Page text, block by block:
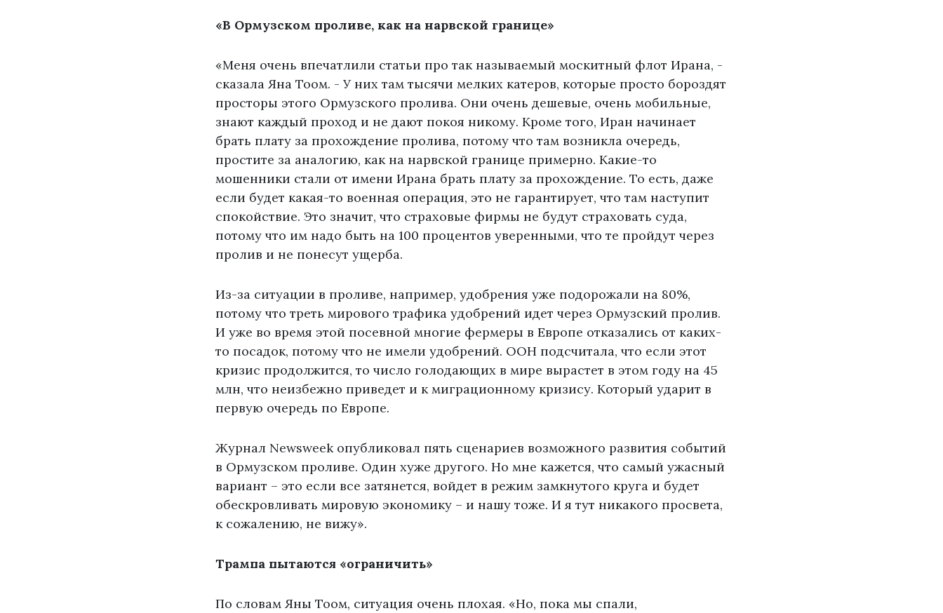
«В Ормузском проливе, как на нарвской границе»
«Меня очень впечатлили статьи про так называемый москитный флот Ирана, -
сказала Яна Тоом. - У них там тысячи мелких катеров, которые просто бороздят
просторы этого Ормузского пролива. Они очень дешевые, очень мобильные,
знают каждый проход и не дают покоя никому. Кроме того, Иран начинает
брать плату за прохождение пролива, потому что там возникла очередь,
простите за аналогию, как на нарвской границе примерно. Какие-то
мошенники стали от имени Ирана брать плату за прохождение. То есть, даже
если будет какая-то военная операция, это не гарантирует, что там наступит
спокойствие. Это значит, что страховые фирмы не будут страховать суда,
потому что им надо быть на 100 процентов уверенными, что те пройдут через
пролив и не понесут ущерба.
Из-за ситуации в проливе, например, удобрения уже подорожали на 80%,
потому что треть мирового трафика удобрений идет через Ормузский пролив.
И уже во время этой посевной многие фермеры в Европе отказались от каких-
то посадок, потому что не имели удобрений. ООН подсчитала, что если этот
кризис продолжится, то число голодающих в мире вырастет в этом году на 45
млн, что неизбежно приведет и к миграционному кризису. Который ударит в
первую очередь по Европе.
Журнал Newsweek опубликовал пять сценариев возможного развития событий
в Ормузском проливе. Один хуже другого. Но мне кажется, что самый ужасный
вариант – это если все затянется, войдет в режим замкнутого круга и будет
обескровливать мировую экономику – и нашу тоже. И я тут никакого просвета,
к сожалению, не вижу».
Трампа пытаются «ограничить»
По словам Яны Тоом, ситуация очень плохая. «Но, пока мы спали,